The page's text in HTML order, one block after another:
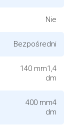
Nie
Bezpośredni
140 mm1,4
dm
400 mm4
dm